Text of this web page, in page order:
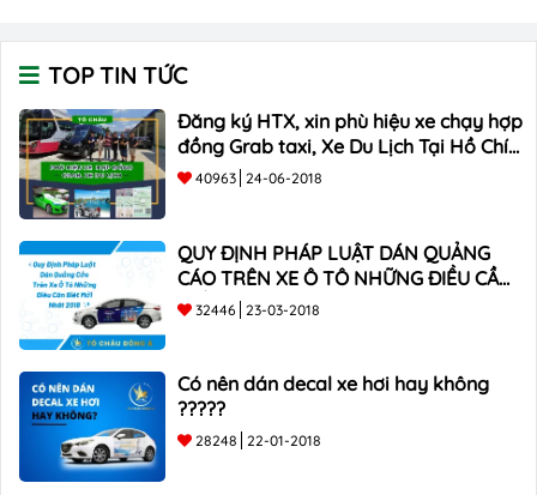
TOP TIN TỨC
Đăng ký HTX, xin phù hiệu xe chạy hợp
đồng Grab taxi, Xe Du Lịch Tại Hồ Chí
Minh Giá Rẻ
40963 24-06-2018
QUY ĐỊNH PHÁP LUẬT DÁN QUẢNG
CÁO TRÊN XE Ô TÔ NHỮNG ĐIỀU CẦN
BIẾT mới nhất 2018 ???
32446 23-03-2018
Có nên dán decal xe hơi hay không
?????
28248 22-01-2018